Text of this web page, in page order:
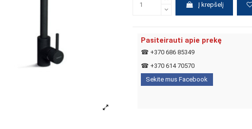
Į krepšelį
Pasiteirauti apie prekę
☎ +370 686 85349
☎ +370 614 70570
Sekite mus Facebook